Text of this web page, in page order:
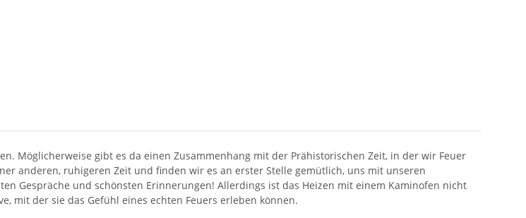
Möglicherweise gibt es da einen Zusammenhang mit der Prähistorischen Zeit, in der wir Feuer
anderen, ruhigeren Zeit und finden wir es an erster Stelle gemütlich, uns mit unseren
Gespräche und schönsten Erinnerungen! Allerdings ist das Heizen mit einem Kaminofen nicht
mit der sie das Gefühl eines echten Feuers erleben können.